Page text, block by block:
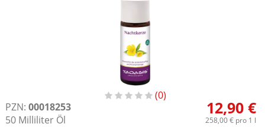
0
PZN: 00018253
50 Milliliter Öl
12,90 €
258,00 €pro 1 l